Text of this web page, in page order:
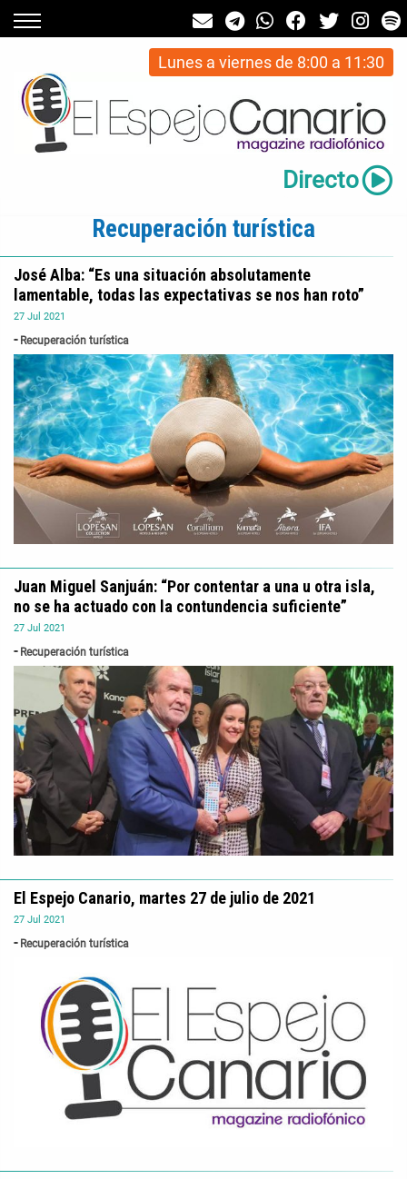
Lunes a viernes de 8:00 a 11:30
Directo
Recuperación turística
27 Jul 2021
Recuperación turística
José Alba: “Es una situación absolutamente
lamentable, todas las expectativas se nos han roto”
27 Jul 2021
Recuperación turística
Juan Miguel Sanjuán: “Por contentar a una u otra isla,
no se ha actuado con la contundencia suficiente”
27 Jul 2021
Recuperación turística
El Espejo Canario, martes 27 de julio de 2021